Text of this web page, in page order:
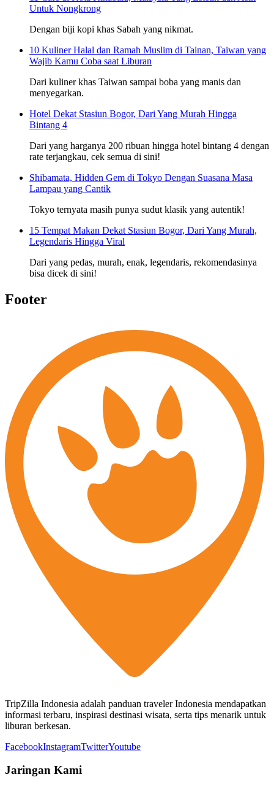
Untuk Nongkrong
Dengan biji kopi khas Sabah yang nikmat.
10 Kuliner Halal dan Ramah Muslim di Tainan, Taiwan yang
Wajib Kamu Coba saat Liburan
Dari kuliner khas Taiwan sampai boba yang manis dan
menyegarkan.
Hotel Dekat Stasiun Bogor, Dari Yang Murah Hingga
Bintang 4
Dari yang harganya 200 ribuan hingga hotel bintang 4 dengan
rate terjangkau, cek semua di sini!
Shibamata, Hidden Gem di Tokyo Dengan Suasana Masa
Lampau yang Cantik
Tokyo ternyata masih punya sudut klasik yang autentik!
15 Tempat Makan Dekat Stasiun Bogor, Dari Yang Murah,
Legendaris Hingga Viral
Dari yang pedas, murah, enak, legendaris, rekomendasinya
bisa dicek di sini!
Footer
TripZilla Indonesia adalah panduan traveler Indonesia mendapatkan
informasi terbaru, inspirasi destinasi wisata, serta tips menarik untuk
liburan berkesan.
FacebookInstagramTwitterYoutube
Jaringan Kami